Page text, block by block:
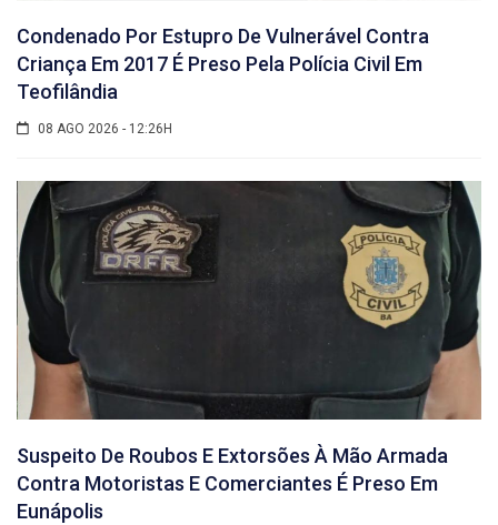
Condenado Por Estupro De Vulnerável Contra
Criança Em 2017 É Preso Pela Polícia Civil Em
Teofilândia
08 AGO 2026 - 12:26H
Suspeito De Roubos E Extorsões À Mão Armada
Contra Motoristas E Comerciantes É Preso Em
Eunápolis